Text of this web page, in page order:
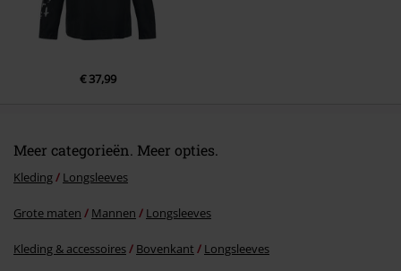
€ 37,99
Meer categorieën. Meer opties.
Kleding Longsleeves
Grote maten Mannen Longsleeves
Kleding & accessoires Bovenkant Longsleeves